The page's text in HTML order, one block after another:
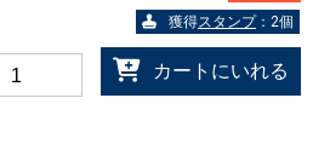
獲得スタンプ：2個
カートにいれる